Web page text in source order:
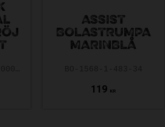
ASSIST
BOLASTRUMPA
MARINBLÅ
119 KR